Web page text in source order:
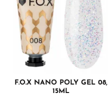
F.O.X NANO POLY GEL 08,
15ML